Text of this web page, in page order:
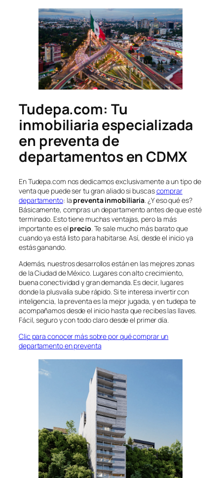
Tudepa.com: Tu
inmobiliaria especializada
en preventa de
departamentos en CDMX
En Tudepa.com nos dedicamos exclusivamente a un tipo de
venta que puede ser tu gran aliado si buscascomprar
departamento: la preventa inmobiliaria . ¿Y eso qué es?
Básicamente, compras un departamento antes de que esté
terminado. Esto tiene muchas ventajas, pero la más
importante es el precio . Te sale mucho más barato que
cuando ya está listo para habitarse. Así, desde el inicio ya
estás ganando.
Además, nuestros desarrollos están en las mejores zonas
de la Ciudad de México. Lugares con alto crecimiento,
buena conectividad y gran demanda. Es decir, lugares
donde la plusvalía sube rápido. Si te interesa invertir con
inteligencia, la preventa es la mejor jugada, y en tudepa te
acompañamos desde el inicio hasta que recibes las llaves.
Fácil, seguro y con todo claro desde el primer día.
Clic para conocer más sobre por qué comprar un
departamento en preventa